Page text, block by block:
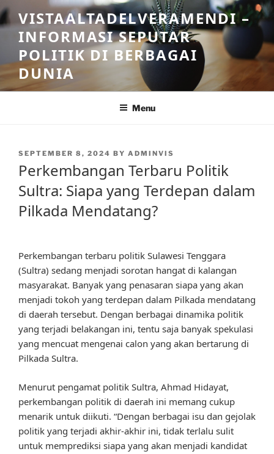
Skip
to
content
VISTAALTADELVERAMENDI –
INFORMASI SEPUTAR
POLITIK DI BERBAGAI
DUNIA
Menu
POSTED
SEPTEMBER 8, 2024 BY ADMINVIS
Perkembangan Terbaru Politik
Sultra: Siapa yang Terdepan dalam
Pilkada Mendatang?
Perkembangan terbaru politik Sulawesi Tenggara
(Sultra) sedang menjadi sorotan hangat di kalangan
masyarakat. Banyak yang penasaran siapa yang akan
menjadi tokoh yang terdepan dalam Pilkada mendatang
di daerah tersebut. Dengan berbagai dinamika politik
yang terjadi belakangan ini, tentu saja banyak spekulasi
yang mencuat mengenai calon yang akan bertarung di
Pilkada Sultra.
Menurut pengamat politik Sultra, Ahmad Hidayat,
perkembangan politik di daerah ini memang cukup
menarik untuk diikuti. “Dengan berbagai isu dan gejolak
politik yang terjadi akhir-akhir ini, tidak terlalu sulit
untuk memprediksi siapa yang akan menjadi kandidat